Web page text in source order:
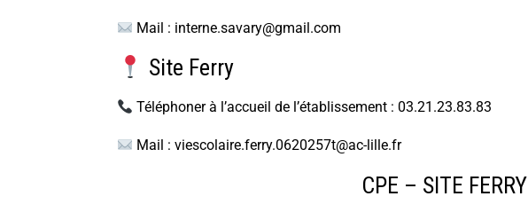
Mail : interne.savary@gmail.com
Site Ferry
Téléphoner à l’accueil de l’établissement : 03.21.23.83.83
Mail :viescolaire.ferry.0620257t@ac-lille.fr
CPE – SITE FERRY